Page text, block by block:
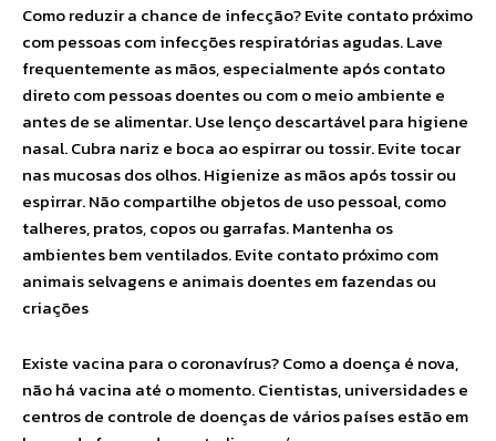
Como reduzir a chance de infecção? Evite contato próximo
com pessoas com infecções respiratórias agudas. Lave
frequentemente as mãos, especialmente após contato
direto com pessoas doentes ou com o meio ambiente e
antes de se alimentar. Use lenço descartável para higiene
nasal. Cubra nariz e boca ao espirrar ou tossir. Evite tocar
nas mucosas dos olhos. Higienize as mãos após tossir ou
espirrar. Não compartilhe objetos de uso pessoal, como
talheres, pratos, copos ou garrafas. Mantenha os
ambientes bem ventilados. Evite contato próximo com
animais selvagens e animais doentes em fazendas ou
criações
Existe vacina para o coronavírus? Como a doença é nova,
não há vacina até o momento. Cientistas, universidades e
centros de controle de doenças de vários países estão em